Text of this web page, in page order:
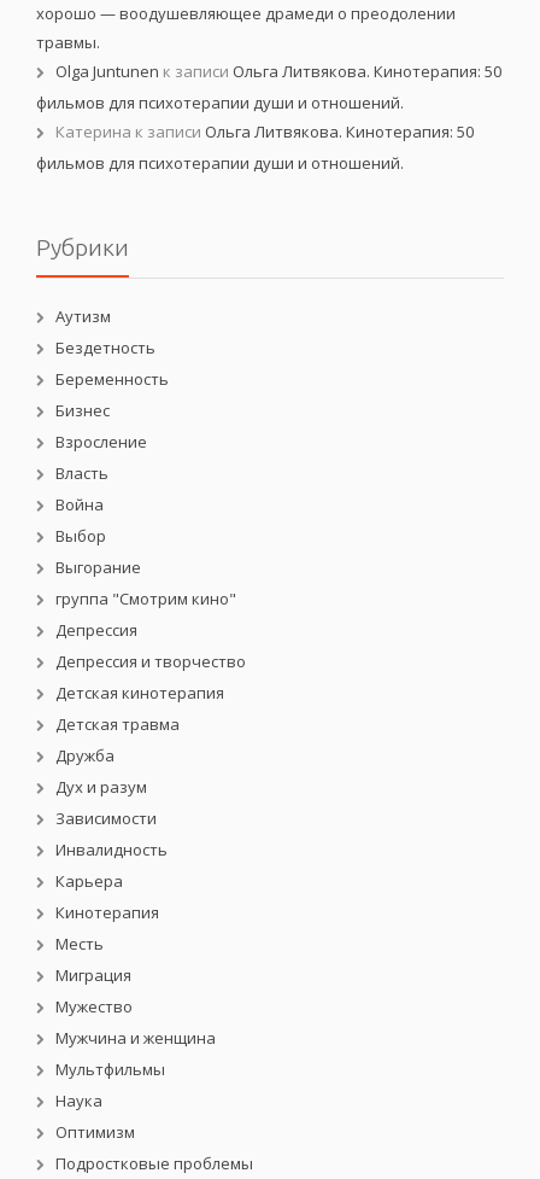
хорошо — воодушевляющее драмеди о преодолении
травмы.
Olga Juntunen к записи Ольга Литвякова. Кинотерапия: 50
фильмов для психотерапии души и отношений.
Катерина к записи Ольга Литвякова. Кинотерапия: 50
фильмов для психотерапии души и отношений.
Рубрики
Аутизм
Бездетность
Беременность
Бизнес
Взросление
Власть
Война
Выбор
Выгорание
группа "Смотрим кино"
Депрессия
Депрессия и творчество
Детская кинотерапия
Детская травма
Дружба
Дух и разум
Зависимости
Инвалидность
Карьера
Кинотерапия
Месть
Миграция
Мужество
Мужчина и женщина
Мультфильмы
Наука
Оптимизм
Подростковые проблемы